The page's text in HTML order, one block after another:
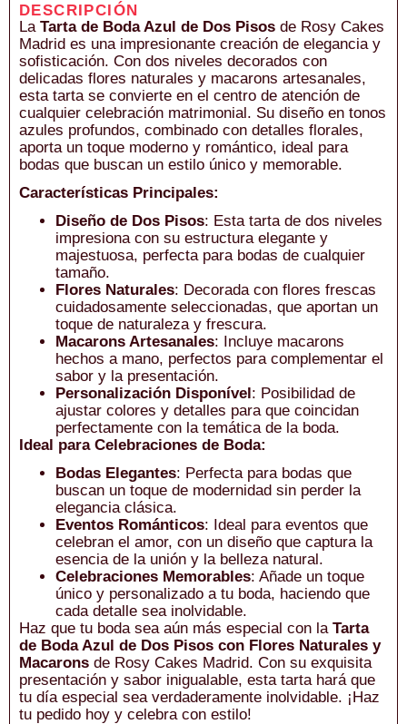
DESCRIPCIÓN
La Tarta de Boda Azul de Dos Pisos de Rosy Cakes
Madrid es una impresionante creación de elegancia y
sofisticación. Con dos niveles decorados con
delicadas flores naturales y macarons artesanales,
esta tarta se convierte en el centro de atención de
cualquier celebración matrimonial. Su diseño en tonos
azules profundos, combinado con detalles florales,
aporta un toque moderno y romántico, ideal para
bodas que buscan un estilo único y memorable.
Características Principales:
Diseño de Dos Pisos: Esta tarta de dos niveles
impresiona con su estructura elegante y
majestuosa, perfecta para bodas de cualquier
tamaño.
Flores Naturales: Decorada con flores frescas
cuidadosamente seleccionadas, que aportan un
toque de naturaleza y frescura.
Macarons Artesanales: Incluye macarons
hechos a mano, perfectos para complementar el
sabor y la presentación.
Personalización Disponível: Posibilidad de
ajustar colores y detalles para que coincidan
perfectamente con la temática de la boda.
Ideal para Celebraciones de Boda:
Bodas Elegantes: Perfecta para bodas que
buscan un toque de modernidad sin perder la
elegancia clásica.
Eventos Románticos: Ideal para eventos que
celebran el amor, con un diseño que captura la
esencia de la unión y la belleza natural.
Celebraciones Memorables: Añade un toque
único y personalizado a tu boda, haciendo que
cada detalle sea inolvidable.
Haz que tu boda sea aún más especial con la Tarta
de Boda Azul de Dos Pisos con Flores Naturales y
Macarons de Rosy Cakes Madrid. Con su exquisita
presentación y sabor inigualable, esta tarta hará que
tu día especial sea verdaderamente inolvidable. ¡Haz
tu pedido hoy y celebra con estilo!